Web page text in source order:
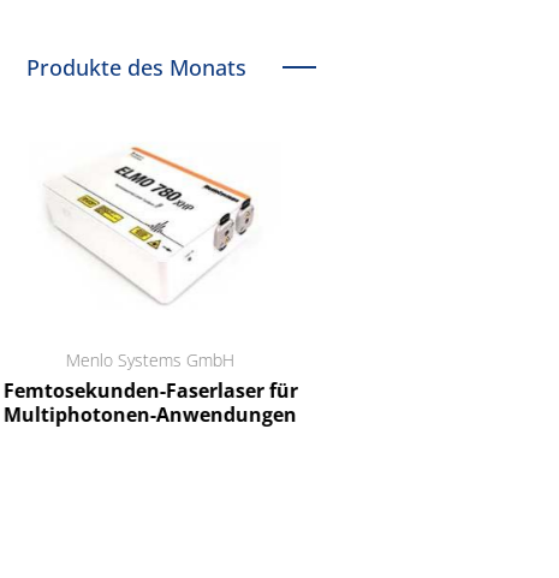
Produkte des Monats
Menlo Systems GmbH
Femtosekunden-Faserlaser für
Multiphotonen-Anwendungen